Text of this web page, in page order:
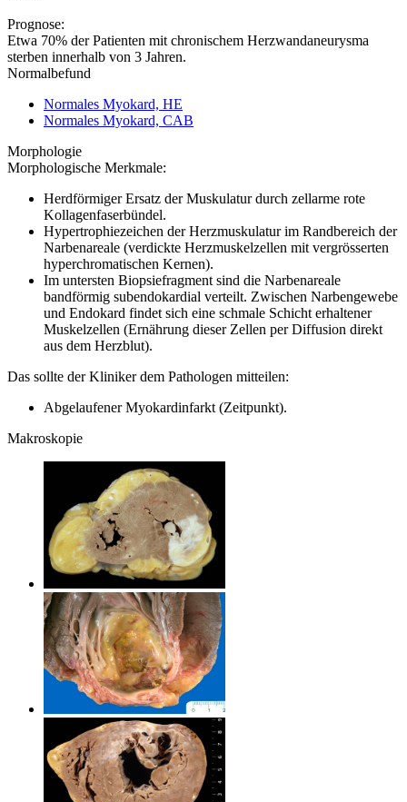
Prognose:
Etwa 70% der Patienten mit chronischem Herzwandaneurysma
sterben innerhalb von 3 Jahren.
Normalbefund
Normales Myokard, HE
Normales Myokard, CAB
Morphologie
Morphologische Merkmale:
Herdförmiger Ersatz der Muskulatur durch zellarme rote
Kollagenfaserbündel.
Hypertrophiezeichen der Herzmuskulatur im Randbereich der
Narbenareale (verdickte Herzmuskelzellen mit vergrösserten
hyperchromatischen Kernen).
Im untersten Biopsiefragment sind die Narbenareale
bandförmig subendokardial verteilt. Zwischen Narbengewebe
und Endokard findet sich eine schmale Schicht erhaltener
Muskelzellen (Ernährung dieser Zellen per Diffusion direkt
aus dem Herzblut).
Das sollte der Kliniker dem Pathologen mitteilen:
Abgelaufener Myokardinfarkt (Zeitpunkt).
Makroskopie